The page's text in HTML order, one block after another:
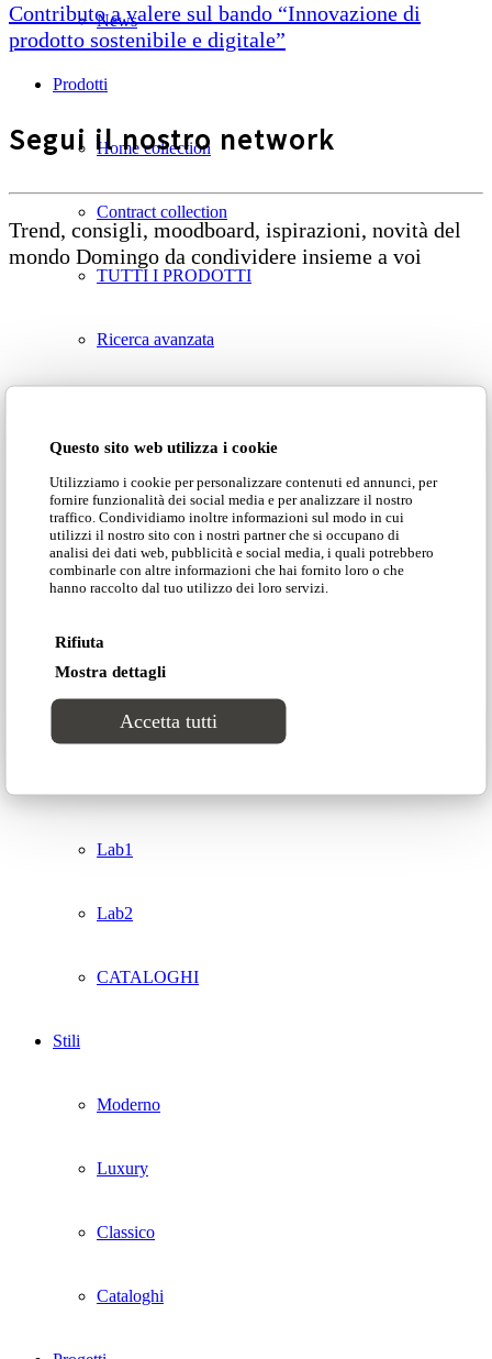
Questo sito web utilizza i cookie
Utilizziamo i cookie per personalizzare contenuti ed annunci, per
fornire funzionalità dei social media e per analizzare il nostro
traffico. Condividiamo inoltre informazioni sul modo in cui
utilizzi il nostro sito con i nostri partner che si occupano di
analisi dei dati web, pubblicità e social media, i quali potrebbero
combinarle con altre informazioni che hai fornito loro o che
hanno raccolto dal tuo utilizzo dei loro servizi.
Rifiuta
Mostra dettagli
Accetta tutti
News
Prodotti
Home collection
Contract collection
TUTTI I PRODOTTI
Ricerca avanzata
Groove
Tracks
Sweet dreams
Lab1
Lab2
CATALOGHI
Stili
Moderno
Luxury
Classico
Cataloghi
Contributo a valere sul bando “Innovazione di
prodotto sostenibile e digitale”
Segui il nostro network
Trend, consigli, moodboard, ispirazioni, novità del
mondo Domingo da condividere insieme a voi
Domingo Salotti S.r.l. Str. della Romagna, 285 –
61121 Pesaro (PU) Italia
© Domingo | P. IVA 00165000415
Privacy Policy